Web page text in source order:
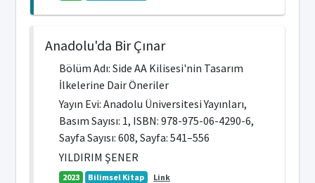
Anadolu'da Bir Çınar
Bölüm Adı: Side AA Kilisesi'nin Tasarım
İlkelerine Dair Öneriler
Yayın Evi: Anadolu Üniversitesi Yayınları,
Basım Sayısı: 1, ISBN: 978-975-06-4290-6,
Sayfa Sayısı: 608, Sayfa: 541–556
YILDIRIM ŞENER
2023 Bilimsel Kitap Link